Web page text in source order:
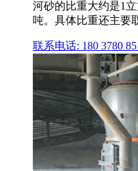
河砂的比重大约是1
吨。具体比重还主要
联系电话: 180 3780